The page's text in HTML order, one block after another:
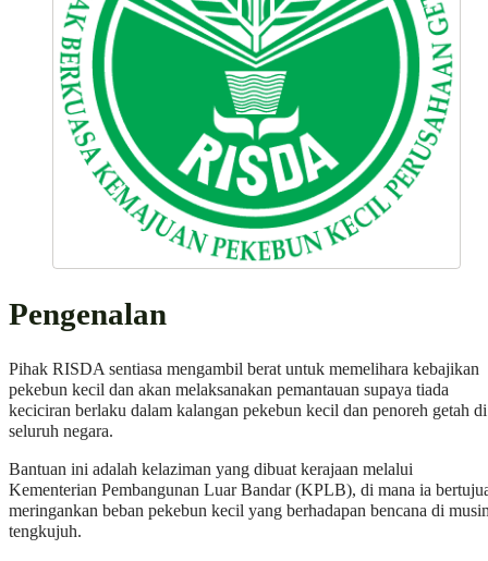
Pengenalan
Pihak RISDA sentiasa mengambil berat untuk memelihara kebajikan
pekebun kecil dan akan melaksanakan pemantauan supaya tiada
keciciran berlaku dalam kalangan pekebun kecil dan penoreh getah di
seluruh negara.
Bantuan ini adalah kelaziman yang dibuat kerajaan melalui
Kementerian Pembangunan Luar Bandar (KPLB), di mana ia
meringankan beban pekebun kecil yang berhadapan bencana di
tengkujuh.